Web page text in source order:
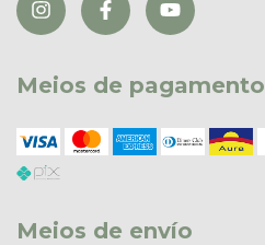
Meios de pagamento
Meios de envío